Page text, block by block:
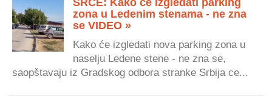
zona u Ledenim stenama - ne zna
se VIDEO »
Kako će izgledati nova parking zona u
naselju Ledene stene - ne zna se,
saopštavaju iz Gradskog odbora stranke Srbija ce...